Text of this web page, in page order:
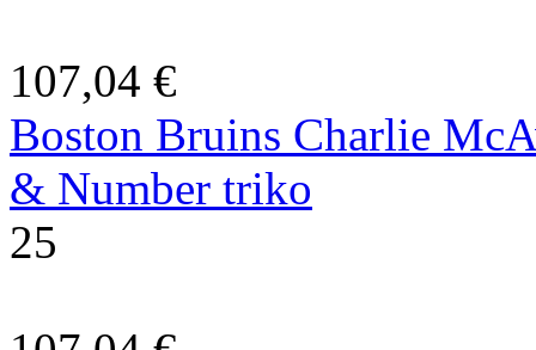
107,04 €
Boston Bruins Charlie
& Number triko
25